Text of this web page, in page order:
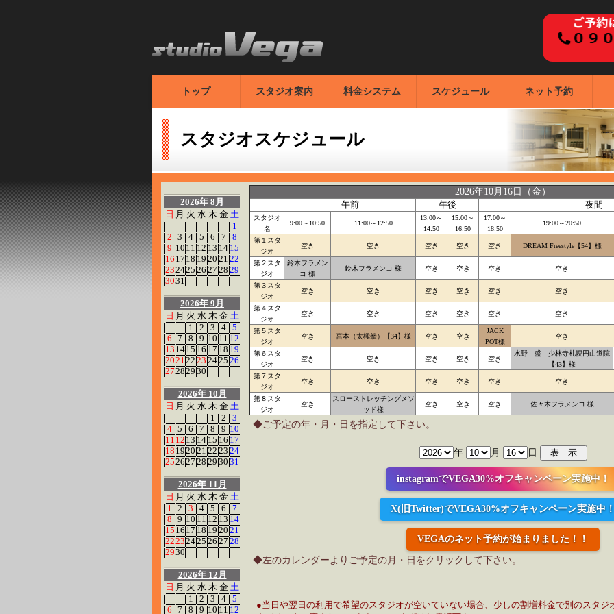
トップ スタジオ案内 料金システム スケジュール ネット予約
スタジオスケジュール
2026年10月16日（金）
午前
午後 夜間
スタジオ
名
9:00～10:50 11:00～12:50
13:00～
14:50
15:00～
16:50
17:00～
18:50
19:00～20:50
第１スタ
ジオ
空き 空き 空き 空き 空き DREAM Freestyle【54】様
第２スタ
ジオ
鈴木フラメン
コ 様
鈴木フラメンコ 様 空き 空き 空き 空き
第３スタ
ジオ
空き 空き 空き 空き 空き 空き
第４スタ
ジオ
空き 空き 空き 空き 空き 空き
第５スタ
ジオ
空き 宮本（太極拳）【34】様 空き 空き
JACK
POT様
空き
第６スタ
ジオ
空き 空き 空き 空き 空き
水野 盛 少林寺札幌円山道院
【43】様
第７スタ
ジオ
空き 空き 空き 空き 空き 空き
第８スタ
ジオ
空き
スローストレッチングメソ
ッド様
空き 空き 空き 佐々木フラメンコ 様
◆ご予定の年・月・日を指定して下さい。
年 月 日
instagramでVEGA30%オフキャンペーン実施中！
X(旧Twitter)でVEGA30%オフキャンペーン実施中
VEGAのネット予約が始まりました！！
◆左のカレンダーよりご予定の月・日をクリックして下さい。
●当日や翌日の利用で希望のスタジオが空いていない場合、少しの割増料金で別のスタジ
2026年 8月
日 月 火 水 木 金 土
1
2 3 4 5 6 7
8
9 10 11 12 13 14 15
1617 18 19 20 21 22
232425 26 27 28 29
3031
2026年 9月
日 月 火 水 木 金 土
1
2 3 4
5
6 7 8 9 10 11 12
131415 16 17 18 19
2021 22 23 2425 26
272829 30
2026年 10月
日 月 火 水 木 金 土
1
2
3
4 5 6 7 8 9 10
11 12 13 14 15 16 17
181920 21 22 23 24
252627 28 29 30 31
2026年 11月
日 月 火 水 木 金 土
1
2 3 4 5 6
7
8 9 10 11 12 13 14
1516 17 18 19 20 21
22232425 26 27 28
2930
2026年 12月
日 月 火 水 木 金 土
1
2 3 4
5
6 7 8 9 10 11 12